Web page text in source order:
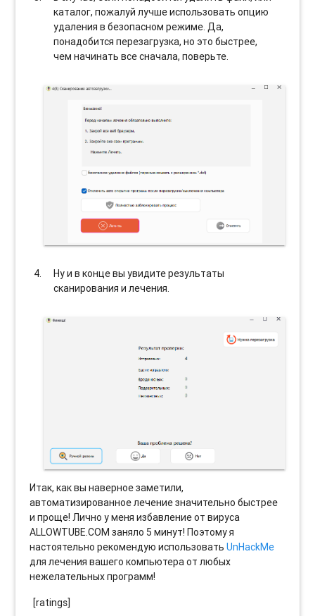
каталог, пожалуй лучше использовать опцию
удаления в безопасном режиме. Да,
понадобится перезагрузка, но это быстрее,
чем начинать все сначала, поверьте.
Ну и в конце вы увидите результаты
сканирования и лечения.
Итак, как вы наверное заметили,
автоматизированное лечение значительно быстрее
и проще! Лично у меня избавление от вируса
ALLOWTUBE.COM заняло 5 минут! Поэтому я
настоятельно рекомендую использоватьUnHackMe
для лечения вашего компьютера от любых
нежелательных программ!
[ratings]